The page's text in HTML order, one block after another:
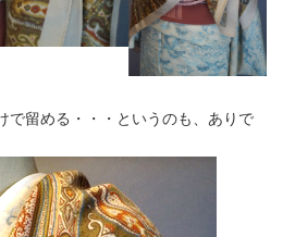
で留める・・・というのも、ありで